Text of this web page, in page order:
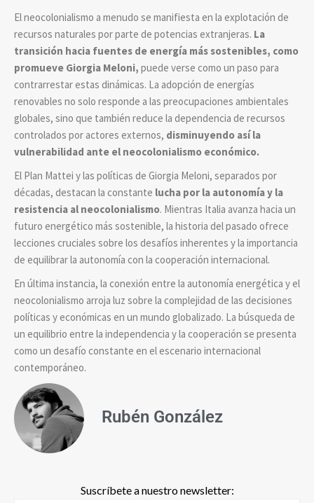
El neocolonialismo a menudo se manifiesta en la explotación de
recursos naturales por parte de potencias extranjeras. La
transición hacia fuentes de energía más sostenibles, como
promueve Giorgia Meloni, puede verse como un paso para
contrarrestar estas dinámicas. La adopción de energías
renovables no solo responde a las preocupaciones ambientales
globales, sino que también reduce la dependencia de recursos
controlados por actores externos, disminuyendo así la
vulnerabilidad ante el neocolonialismo económico.
El Plan Mattei y las políticas de Giorgia Meloni, separados por
décadas, destacan la constante lucha por la autonomía y la
resistencia al neocolonialismo. Mientras Italia avanza hacia un
futuro energético más sostenible, la historia del pasado ofrece
lecciones cruciales sobre los desafíos inherentes y la importancia
de equilibrar la autonomía con la cooperación internacional.
En última instancia, la conexión entre la autonomía energética y el
neocolonialismo arroja luz sobre la complejidad de las decisiones
políticas y económicas en un mundo globalizado. La búsqueda de
un equilibrio entre la independencia y la cooperación se presenta
como un desafío constante en el escenario internacional
contemporáneo.
Rubén González
Suscríbete a nuestro newsletter: